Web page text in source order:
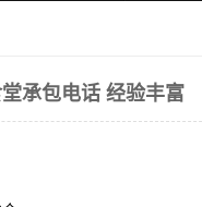
承包电话 经验丰富